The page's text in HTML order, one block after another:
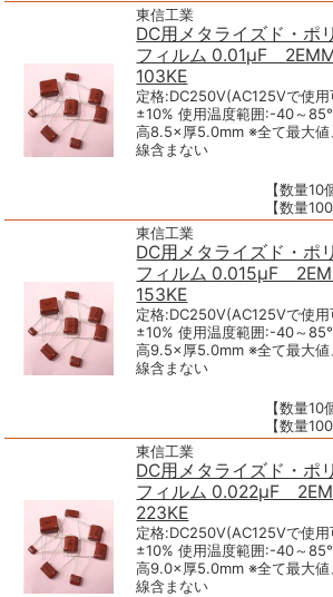
東信工業
DC用メタライズド・ポ
フィルム 0.01μF
103KE
定格:DC250V(AC125Vで使
±10% 使用温度範囲:-40～
高8.5×厚5.0mm ※全て最大値
線含まない
【数量
【数量
東信工業
DC用メタライズド・ポ
フィルム 0.015μF
153KE
定格:DC250V(AC125Vで使
±10% 使用温度範囲:-40～
高9.5×厚5.0mm ※全て最大値
線含まない
【数量
【数量
東信工業
DC用メタライズド・ポ
フィルム 0.022μF
223KE
定格:DC250V(AC125Vで使
±10% 使用温度範囲:-40～
高9.0×厚5.0mm ※全て最大値
線含まない